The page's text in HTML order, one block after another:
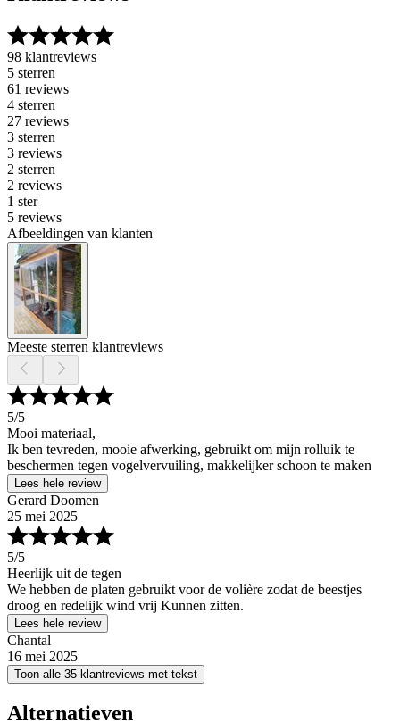
98 klantreviews
5 sterren
61 reviews
4 sterren
27 reviews
3 sterren
3 reviews
2 sterren
2 reviews
1 ster
5 reviews
Afbeeldingen van klanten
Meeste sterren klantreviews
5/5
Mooi materiaal,
Ik ben tevreden, mooie afwerking, gebruikt om mijn rolluik te
beschermen tegen vogelvervuiling, makkelijker schoon te maken
Lees hele review
Gerard Doomen
25 mei 2025
5/5
Heerlijk uit de tegen
We hebben de platen gebruikt voor de volière zodat de beestjes
droog en redelijk wind vrij Kunnen zitten.
Lees hele review
Chantal
16 mei 2025
Toon alle 35 klantreviews met tekst
Alternatieven